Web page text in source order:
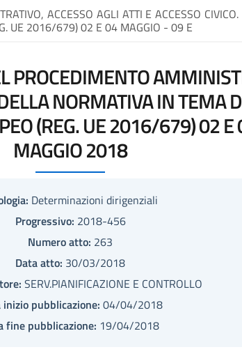
ACCESSO AGLI ATTI E ACCESSO
UE 2016/679) 02 E 04 MAGGIO - 09 E
PROCEDIMENTO
NORMATIVA IN TEMA
(REG. UE 2016/679) 02
MAGGIO 2018
Determinazioni dirigenziali
Progressivo: 2018-456
Numero atto: 263
Data atto: 30/03/2018
SERV.PIANIFICAZIONE E CONTROLLO
inizio pubblicazione: 04/04/2018
fine pubblicazione: 19/04/2018